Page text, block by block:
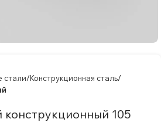
стали Конструкционная сталь
конструкционный 105